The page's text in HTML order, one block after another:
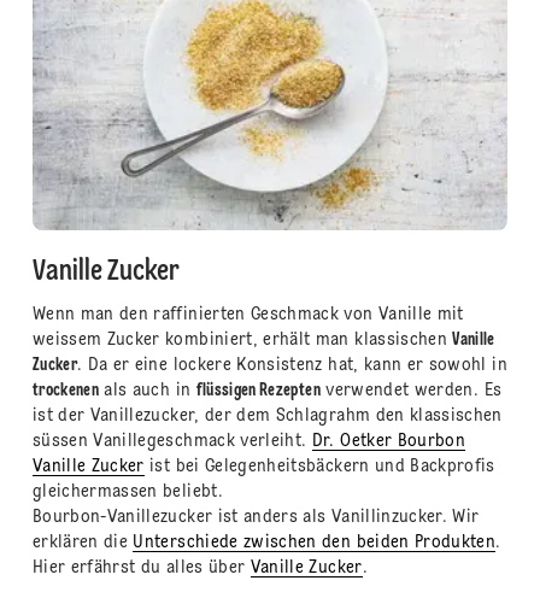
Vanille Zucker
Wenn man den raffinierten Geschmack von Vanille mit
weissem Zucker kombiniert, erhält man klassischenVanille
Zucker. Da er eine lockere Konsistenz hat, kann er sowohl in
trockenen als auch in flüssigen Rezeptenverwendet werden. Es
ist der Vanillezucker, der dem Schlagrahm den klassischen
süssen Vanillegeschmack verleiht.
Dr. Oetker Bourbon
Vanille Zucker ist bei Gelegenheitsbäckern und Backprofis
gleichermassen beliebt.
Bourbon-Vanillezucker ist anders als Vanillinzucker. Wir
erklären die Unterschiede zwischen den beiden Produkten.
Hier erfährst du alles über Vanille Zucker.